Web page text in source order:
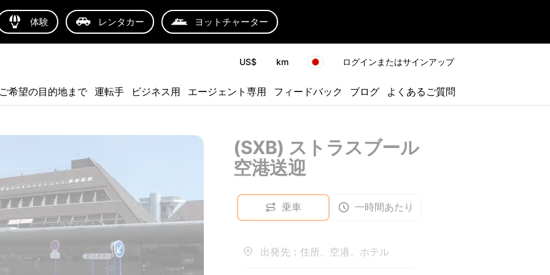
体験 レンタカー ヨットチャーター
US$ km ログインまたはサインアップ
希望の目的地まで 運転手 ビジネス用 エージェント専用 フィードバック ブログ よくあるご質問
(SXB) ストラスブール
空港送迎
乗車 一時間あたり
出発先：住所、空港、ホテル